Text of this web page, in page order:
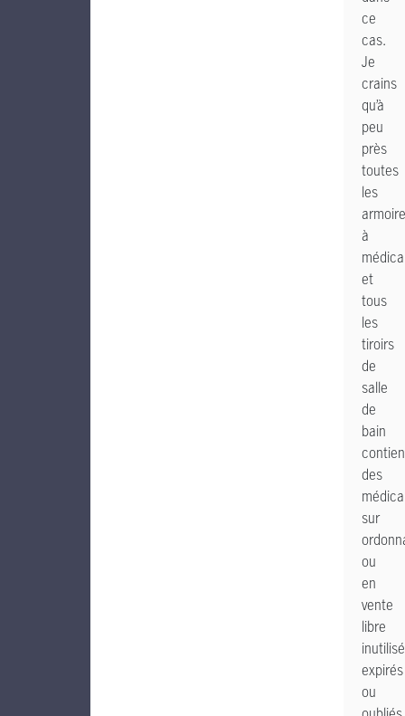
ce
cas.
Je
crains
qu’à
peu
près
toutes
les
à
et
tous
les
tiroirs
de
salle
de
bain
des
sur
ou
en
vente
libre
expirés
ou